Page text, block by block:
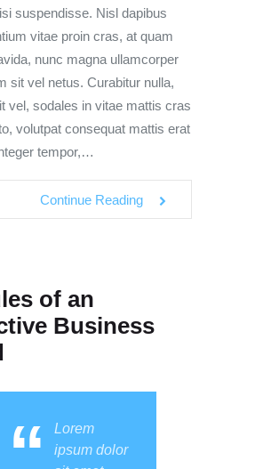
suspendisse. Nisl dapibus
vitae proin cras, at quam
nunc magna ullamcorper
sit vel netus. Curabitur nulla,
vel, sodales in vitae mattis cras
volutpat consequat mattis erat
tempor,…
Continue Reading
of an
Business
Lorem
ipsum dolor